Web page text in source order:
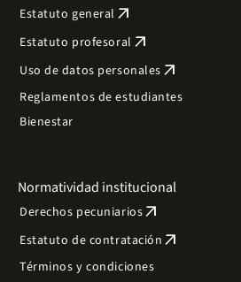
Estatuto general arrow_outward
Estatuto profesoral arrow_outward
Uso de datos personales arrow_outward
Reglamentos de estudiantes
Bienestar
Normatividad institucional
Derechos pecuniariosarrow_outward
Estatuto de contratación arrow_outward
Términos y condiciones